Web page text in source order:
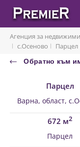
Агенция за
с.Осеново
Парцел
Обратно към
Парцел
Варна, област,
672 м2
Парцел